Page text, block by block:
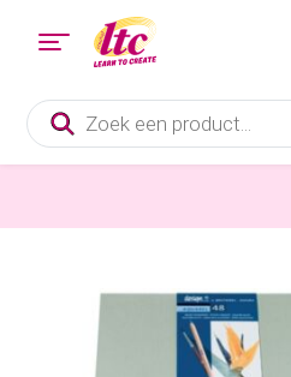
Producten
zoeken